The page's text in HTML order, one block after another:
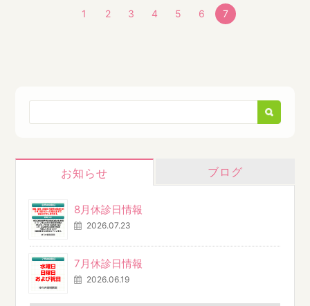
1 2 3 4 5 6 7
お知らせ ブログ
8月休診日情報
2026.07.23
7月休診日情報
2026.06.19